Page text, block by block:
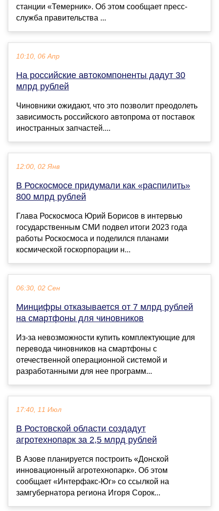
станции «Темерник». Об этом сообщает пресс-
служба правительства ...
10:10, 06 Апр
На российские автокомпоненты дадут 30
млрд рублей
Чиновники ожидают, что это позволит преодолеть
зависимость российского автопрома от поставок
иностранных запчастей....
12:00, 02 Янв
В Роскосмосе придумали как «распилить»
800 млрд рублей
Глава Роскосмоса Юрий Борисов в интервью
государственным СМИ подвел итоги 2023 года
работы Роскосмоса и поделился планами
космической госкорпорации н...
06:30, 02 Сен
Минцифры отказывается от 7 млрд рублей
на смартфоны для чиновников
Из-за невозможности купить комплектующие для
перевода чиновников на смартфоны с
отечественной операционной системой и
разработанными для нее программ...
17:40, 11 Июл
В Ростовской области создадут
агротехнопарк за 2,5 млрд рублей
В Азове планируется построить «Донской
инновационный агротехнопарк». Об этом
сообщает «Интерфакс-Юг» со ссылкой на
замгубернатора региона Игоря Сорок...